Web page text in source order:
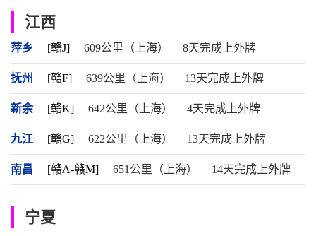
江西
萍乡 [赣J] 609公里（上海） 8天完成上外牌
抚州 [赣F] 639公里（上海） 13天完成上外牌
新余 [赣K] 642公里（上海） 4天完成上外牌
九江 [赣G] 622公里（上海） 13天完成上外牌
南昌 [赣A-赣M] 651公里（上海） 14天完成上外牌
宁夏